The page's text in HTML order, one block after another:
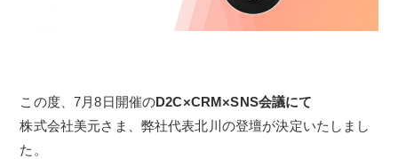
この度、7月8日開催のD2C×CRM×SNS会議にて
株式会社美元さま、弊社代表北川の登壇が決定いたしまし
た。